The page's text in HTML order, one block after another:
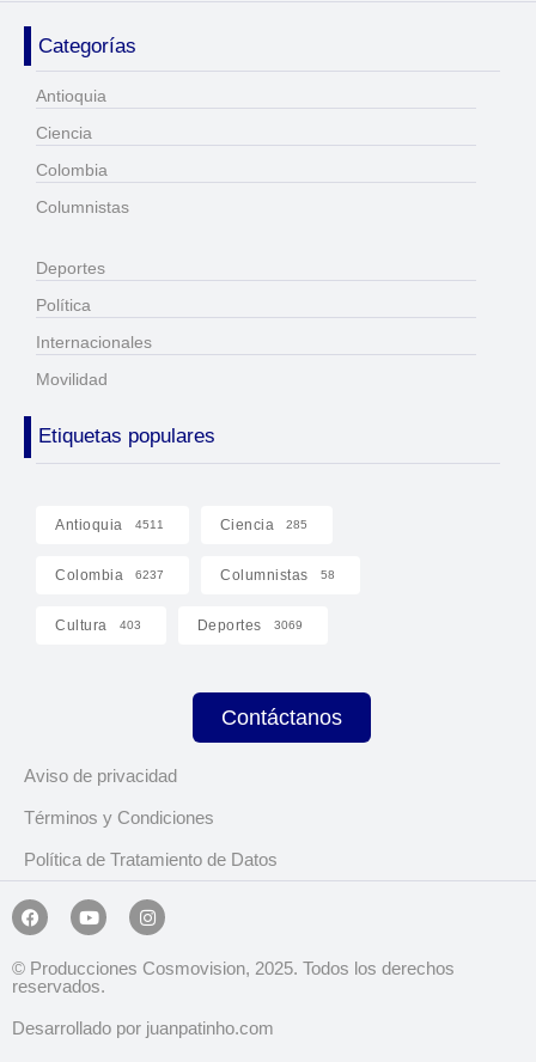
Categorías
Antioquia
Ciencia
Colombia
Columnistas
Deportes
Política
Internacionales
Movilidad
Etiquetas populares
Antioquia 4511 Ciencia 285
Colombia 6237 Columnistas 58
Cultura 403 Deportes 3069
Contáctanos
Aviso de privacidad
Términos y Condiciones
Política de Tratamiento de Datos
© Producciones Cosmovision, 2025. Todos los derechos
reservados.
Desarrollado por juanpatinho.com